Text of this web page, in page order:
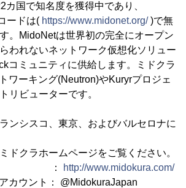
カ国で知名度を獲得中であり、
ードは( https://www.midonet.org/)で無
。MidoNetは世界初の完全にオープン
われないネットワーク仮想化ソリュー
コミュニティに供給します。ミドクラ
ワーキング(Neutron)やKuryrプロジェ
リビューターです。
ンシスコ、東京、およびバルセロナに
ドクラホームページをご覧ください。
ジ ：
http://www.midokura.com/
カウント： @MidokuraJapan